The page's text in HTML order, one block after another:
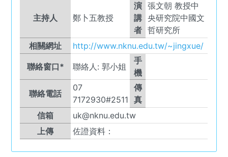
主持人 鄭卜五教授
演
講
者
張文朝 教授中
央研究院中國文
哲研究所
相關網址
http://www.nknu.edu.tw/~jingxue/
聯絡窗口* 聯絡人: 郭小姐
手
機
聯絡電話
07
7172930#2511
傳
真
信箱
uk@nknu.edu.tw
上傳
佐證資料：